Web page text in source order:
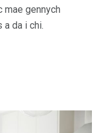
mae gennych
da i chi.